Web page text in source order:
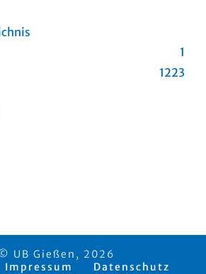
1
1223
UB Gießen, 2026
Impressum
Datenschutz